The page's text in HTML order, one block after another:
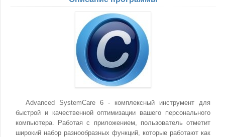
Advanced SystemCare 6 - комплексный инструмент для
быстрой и качественной оптимизации вашего персонального
компьютера. Работая с приложением, пользователь отметит
широкий набор разнообразных функций, которые работают как